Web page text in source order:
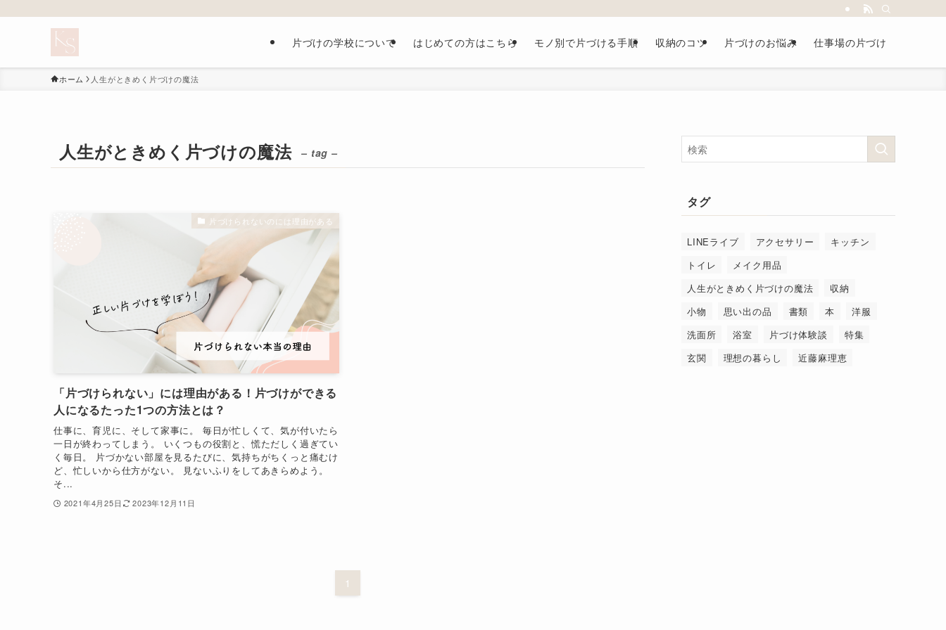
片づけの学校について はじめての方はこちら モノ別で片づける手順 収納のコツ 片づけのお悩み 仕事場の片づけ
ホーム 人生がときめく片づけの魔法
人生がときめく片づけの魔法 – tag –
片づけられないのには理由がある
「片づけられない」には理由がある！片づけができる
人になるたった1つの方法とは？
仕事に、育児に、そして家事に。 毎日が忙しくて、気が付いたら
一日が終わってしまう。 いくつもの役割と、慌ただしく過ぎてい
く毎日。 片づかない部屋を見るたびに、気持ちがちくっと痛むけ
ど、忙しいから仕方がない。 見ないふりをしてあきらめよう。
そ...
2021年4月25日 2023年12月11日
1
タグ
LINEライブ アクセサリー
キッチン
トイレ
メイク用品
人生がときめく片づけの魔法
収納
小物
思い出の品 書類 本
洋服
洗面所
浴室 片づけ体験談
特集
玄関
理想の暮らし 近藤麻理恵